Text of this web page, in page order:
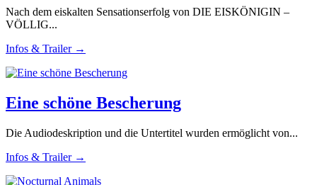
Nach dem eiskalten Sensationserfolg von DIE EISKÖNIGIN –
VÖLLIG...
Infos & Trailer →
Eine schöne Bescherung
Die Audiodeskription und die Untertitel wurden ermöglicht von...
Infos & Trailer →